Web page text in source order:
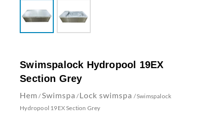
Swimspalock Hydropool 19EX
Section Grey
Hem / Swimspa /Lock swimspa / Swimspalock
Hydropool 19EX Section Grey